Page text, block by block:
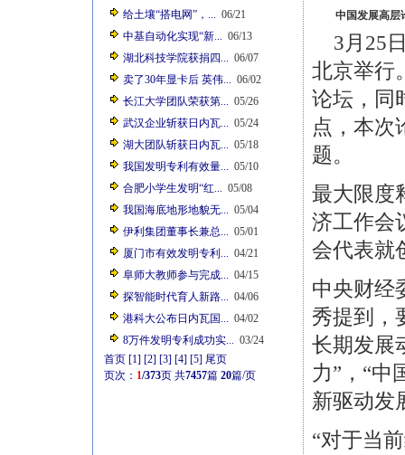
给土壤“搭电网”，... 06/21
中基自动化实现“新... 06/13
湖北科技学院获捐四... 06/07
卖了30年显卡后 英伟... 06/02
长江大学团队荣获第... 05/26
武汉企业斩获日内瓦... 05/24
湖大团队斩获日内瓦... 05/18
我国发明专利有效量... 05/10
合肥小学生发明“红... 05/08
我国海底地形地貌无... 05/04
伊利集团董事长兼总... 05/01
厦门市有效发明专利... 04/21
阜师大教师参与完成... 04/15
探智能时代育人新路... 04/06
港科大公布日内瓦国... 04/02
8万件发明专利成功实... 03/24
首页 [1] [2] [3] [4] [5] 尾页
页次： 1/373页 共7457篇 20篇/页
中国发展高层
3月25
北京举行
论坛，同
点，本次
题。
最大限度
济工作会
会代表就
中央财经
秀提到，
长期发展
力”，“中
新驱动发
“对于当